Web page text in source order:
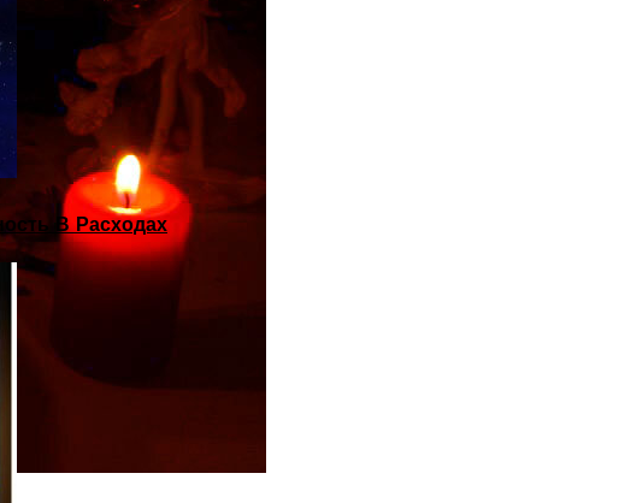
В Расходах